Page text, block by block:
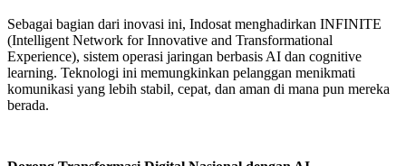
Sebagai bagian dari inovasi ini, Indosat menghadirkan INFINITE
(Intelligent Network for Innovative and Transformational
Experience), sistem operasi jaringan berbasis AI dan cognitive
learning. Teknologi ini memungkinkan pelanggan menikmati
komunikasi yang lebih stabil, cepat, dan aman di mana pun mereka
berada.